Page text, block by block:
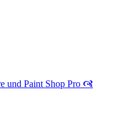
und Paint Shop Pro 🙧